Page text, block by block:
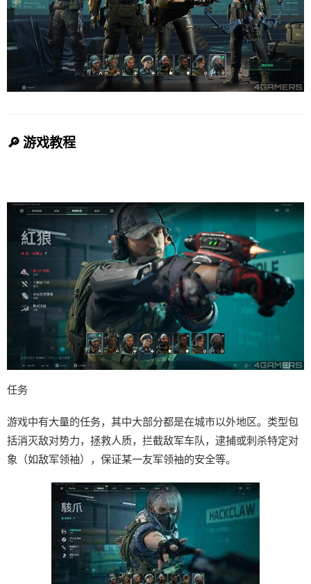
🔎 游戏教程
任务
游戏中有大量的任务，其中大部分都是在城市以外地区。类型包
括消灭敌对势力，拯救人质，拦截敌军车队，逮捕或刺杀特定对
象（如敌军领袖），保证某一友军领袖的安全等。